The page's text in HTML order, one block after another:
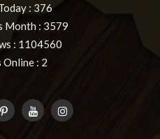
: 376
Month : 3579
: 1104560
Online : 2